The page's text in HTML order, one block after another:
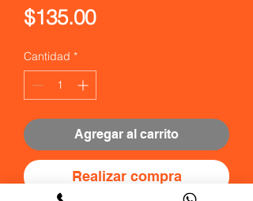
$135.00Precio
Cantidad *
Agregar al carrito
Realizar compra